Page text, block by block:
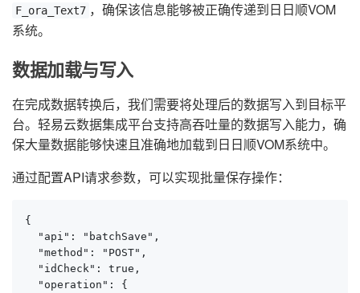
F_ora_Text7 ，确保该信息能够被正确传递到日日顺VOM
系统。
数据加载与写入
在完成数据转换后，我们需要将处理后的数据写入到目标平
台。轻易云数据集成平台支持高吞吐量的数据写入能力，确
保大量数据能够快速且准确地加载到日日顺VOM系统中。
通过配置API请求参数，可以实现批量保存操作：
{
  "api": "batchSave",
  "method": "POST",
  "idCheck": true,
  "operation": {